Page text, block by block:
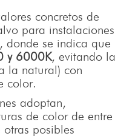
concretos de
para instalaciones
donde se indica que
y 6000K, evitando la
la natural) con
color.
adoptan,
de color de entre
posibles